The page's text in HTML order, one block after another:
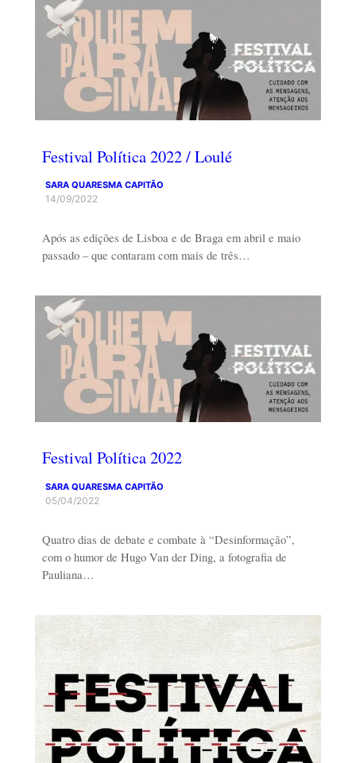
Festival Política 2022 / Loulé
SARA QUARESMA CAPITÃO
14/09/2022
Após as edições de Lisboa e de Braga em abril e maio
passado – que contaram com mais de três…
Festival Política 2022
SARA QUARESMA CAPITÃO
05/04/2022
Quatro dias de debate e combate à “Desinformação”,
com o humor de Hugo Van der Ding, a fotografia de
Pauliana…